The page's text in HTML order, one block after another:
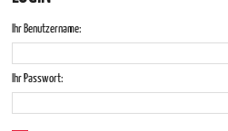
Ihr Benutzername:
Ihr Passwort: